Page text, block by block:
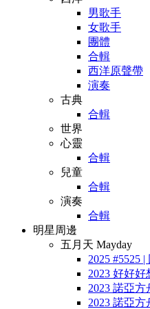
男歌手
女歌手
團體
合輯
西洋原聲帶
演奏
古典
合輯
世界
心靈
合輯
兒童
合輯
演奏
合輯
明星周邊
五月天 Mayday
2025 #5525
2023 好好
2023 諾亞
2023 諾亞